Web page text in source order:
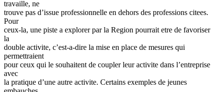
travaille, ne
trouve pas d’issue professionnelle en dehors des professions citees.
Pour
ceux-la, une piste a explorer par la Region pourrait etre de favoriser
la
double activite, c’est-a-dire la mise en place de mesures qui
permettraient
pour ceux qui le souhaitent de coupler leur activite dans l’entreprise
avec
la pratique d’une autre activite. Certains exemples de jeunes